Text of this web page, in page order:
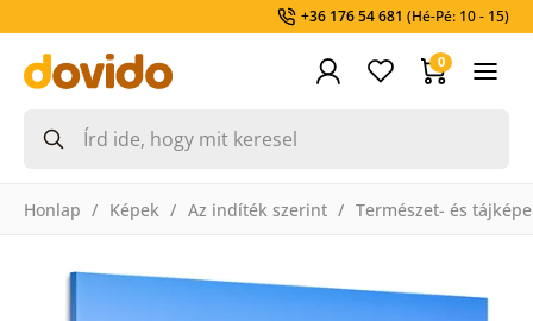
+36 176 54 681 (Hé-Pé: 10 - 15)
0
Honlap Képek Az indíték szerint Természet- és